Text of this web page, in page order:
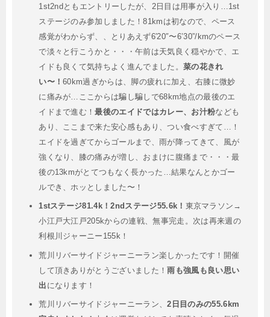
1st2ndともエントリーしたが、2日目は用事が入り…1st
ステージのみ参加しました！81kmは初なので、ペース
感覚がわからず、、とりあえず6′20″〜6’30”/kmのペース
で淡々と行こうかと・・・午前は天気良く穏やかで、エ
イドも良くて気持ちよく進んでました。 菜の花きれ
い〜！60km過ぎからは、脚の疲れに加え、右膝に微妙
に痛みが…ここからは騙し騙しで68km地点の最後のエ
イドまで進む！最後のエイドではカレー、お汁粉なども
あり、ここまで来た安心感もあり、つい食べすぎて…！
エイドを過ぎてからゴールまで、雨が降ってきて、風が
強くなり、膝の痛みが増し、おまけに腹痛まで・・・最
後の13kmがとてつもなく長かった…結果なんとかゴー
ルでき、ホッとしました〜！
1stステージ81.4k！2ndステージ55.6k！ 東京マラソン→
小江戸大江戸205kからの連戦、無事完走。次は再来週の
利根川ジャーニー155k！
荒川リバーサイドジャーニーラン楽しかったです！開催
して頂きありがとうございました！雨も強風も良い思い
出 になります！
荒川リバーサイドジャーニーラン、2日目のみの55.6km